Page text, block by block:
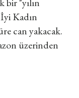
Kadın
can yakacak.
üzerinden